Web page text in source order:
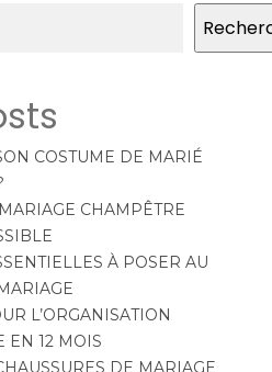
COSTUME DE MARIÉ
CHAMPÊTRE
À POSER AU
L’ORGANISATION
EN 12 MOIS